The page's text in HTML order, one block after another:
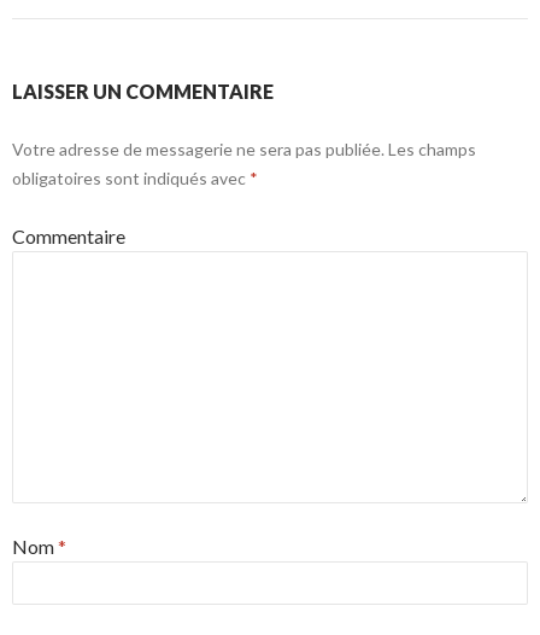
LAISSER UN COMMENTAIRE
Votre adresse de messagerie ne sera pas publiée. Les champs
obligatoires sont indiqués avec *
Commentaire
Nom*